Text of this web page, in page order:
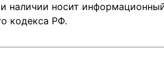
наличии носит
кодекса РФ.